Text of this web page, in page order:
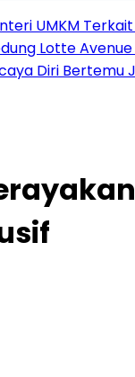
UMKM
Lotte
Diri Bertemu